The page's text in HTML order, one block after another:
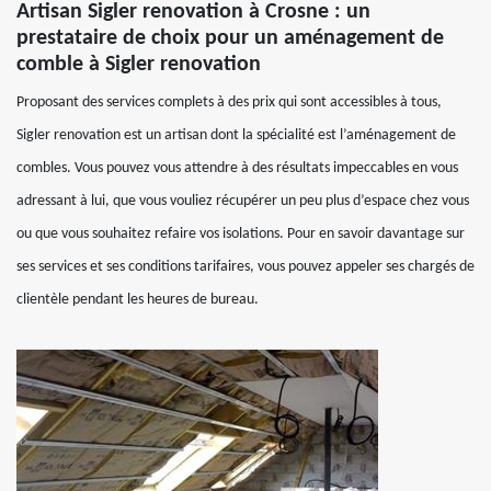
Artisan Sigler renovation à Crosne : un
prestataire de choix pour un aménagement de
comble à Sigler renovation
Proposant des services complets à des prix qui sont accessibles à tous,
Sigler renovation est un artisan dont la spécialité est l’aménagement de
combles. Vous pouvez vous attendre à des résultats impeccables en vous
adressant à lui, que vous vouliez récupérer un peu plus d’espace chez vous
ou que vous souhaitez refaire vos isolations. Pour en savoir davantage sur
ses services et ses conditions tarifaires, vous pouvez appeler ses chargés de
clientèle pendant les heures de bureau.